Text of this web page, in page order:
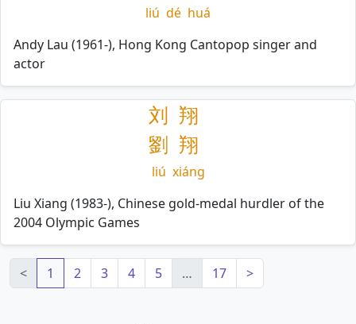
liú dé huá
Andy Lau (1961-), Hong Kong Cantopop singer and
actor
刘
劉
liú
翔
翔
xiáng
Liu Xiang (1983-), Chinese gold-medal hurdler of the
2004 Olympic Games
< 1 2 3 4 5 … 17 >